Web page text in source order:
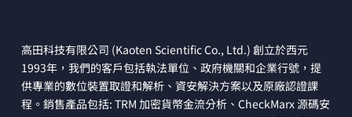
高田科技有限公司 (Kaoten Scientific Co., Ltd.) 創立於西元
1993年，我們的客戶包括執法單位、政府機關和企業行號，提
供專業的數位裝置取證和解析、資安解決方案以及原廠認證課
程。銷售產品包括: TRM 加密貨幣金流分析、CheckMarx 源碼安